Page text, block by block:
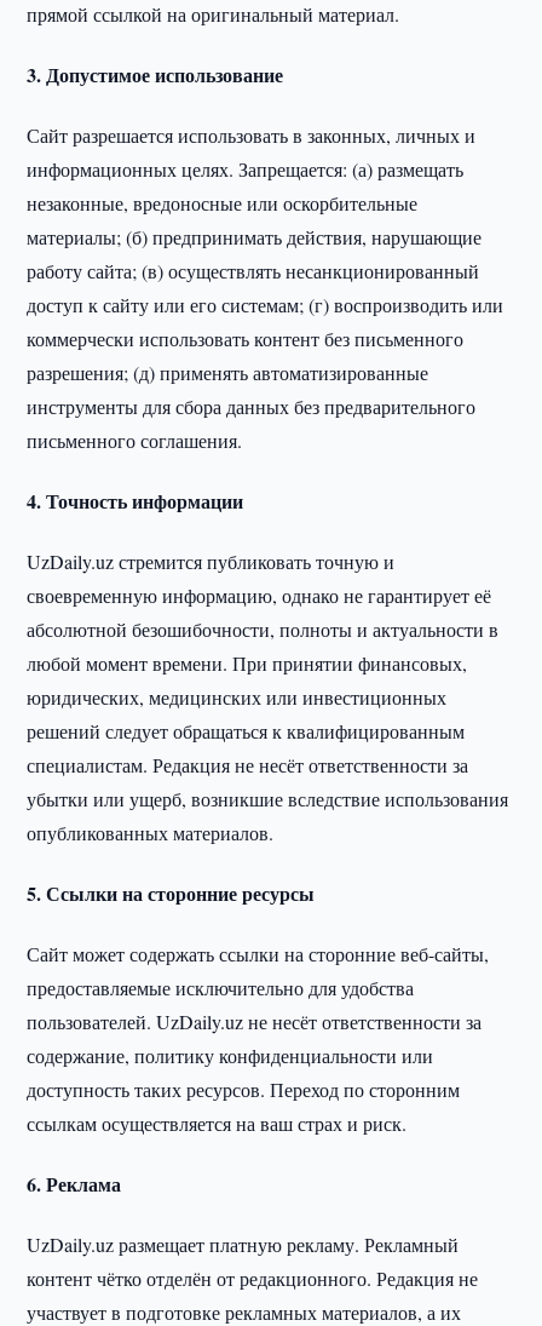
прямой ссылкой на оригинальный материал.
3. Допустимое использование
Сайт разрешается использовать в законных, личных и
информационных целях. Запрещается: (а) размещать
незаконные, вредоносные или оскорбительные
материалы; (б) предпринимать действия, нарушающие
работу сайта; (в) осуществлять несанкционированный
доступ к сайту или его системам; (г) воспроизводить или
коммерчески использовать контент без письменного
разрешения; (д) применять автоматизированные
инструменты для сбора данных без предварительного
письменного соглашения.
4. Точность информации
UzDaily.uz стремится публиковать точную и
своевременную информацию, однако не гарантирует её
абсолютной безошибочности, полноты и актуальности в
любой момент времени. При принятии финансовых,
юридических, медицинских или инвестиционных
решений следует обращаться к квалифицированным
специалистам. Редакция не несёт ответственности за
убытки или ущерб, возникшие вследствие использования
опубликованных материалов.
5. Ссылки на сторонние ресурсы
Сайт может содержать ссылки на сторонние веб-сайты,
предоставляемые исключительно для удобства
пользователей. UzDaily.uz не несёт ответственности за
содержание, политику конфиденциальности или
доступность таких ресурсов. Переход по сторонним
ссылкам осуществляется на ваш страх и риск.
6. Реклама
UzDaily.uz размещает платную рекламу. Рекламный
контент чётко отделён от редакционного. Редакция не
участвует в подготовке рекламных материалов, а их